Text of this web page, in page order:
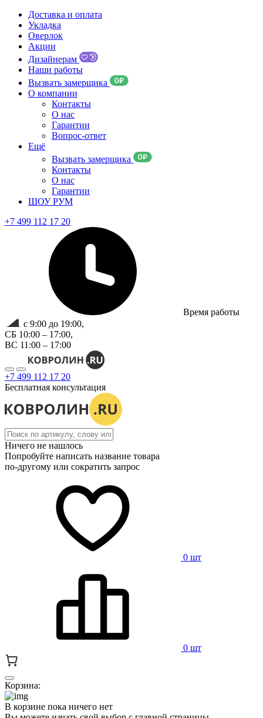
Доставка и оплата
Укладка
Оверлок
Акции
Дизайнерам
Наши работы
Вызвать замерщика
О компании
Контакты
О нас
Гарантии
Вопрос-ответ
Ещё
Вызвать замерщика
Контакты
О нас
Гарантии
ШОУ РУМ
+7 499 112 17 20
Время работы
с 9:00 до 19:00,
СБ 10:00 – 17:00,
ВС 11:00 – 17:00
+7 499 112 17 20
Бесплатная консультация
Ничего не нашлось
Попробуйте написать название товара
по-другому или сократить запрос
0 шт
0 шт
Корзина:
В корзине пока ничего нет